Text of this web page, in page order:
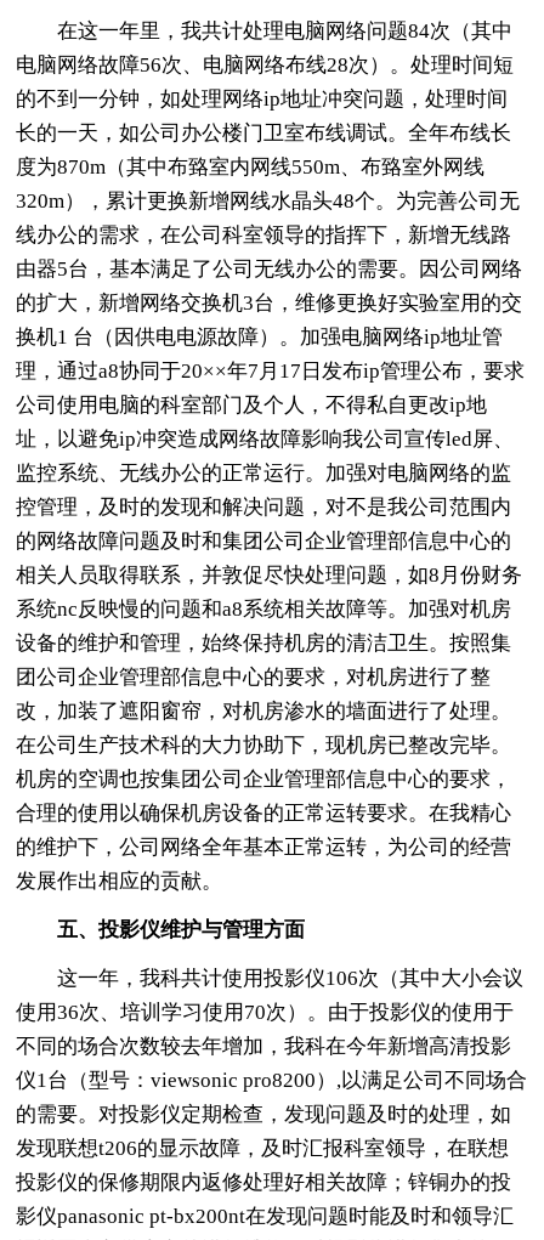
在这一年里，我共计处理电脑网络问题84次（其中
电脑网络故障56次、电脑网络布线28次）。处理时间短
的不到一分钟，如处理网络ip地址冲突问题，处理时间
长的一天，如公司办公楼门卫室布线调试。全年布线长
度为870m（其中布臵室内网线550m、布臵室外网线
320m），累计更换新增网线水晶头48个。为完善公司无
线办公的需求，在公司科室领导的指挥下，新增无线路
由器5台，基本满足了公司无线办公的需要。因公司网络
的扩大，新增网络交换机3台，维修更换好实验室用的交
换机1 台（因供电电源故障）。加强电脑网络ip地址管
理，通过a8协同于20××年7月17日发布ip管理公布，要求
公司使用电脑的科室部门及个人，不得私自更改ip地
址，以避免ip冲突造成网络故障影响我公司宣传led屏、
监控系统、无线办公的正常运行。加强对电脑网络的监
控管理，及时的发现和解决问题，对不是我公司范围内
的网络故障问题及时和集团公司企业管理部信息中心的
相关人员取得联系，并敦促尽快处理问题，如8月份财务
系统nc反映慢的问题和a8系统相关故障等。加强对机房
设备的维护和管理，始终保持机房的清洁卫生。按照集
团公司企业管理部信息中心的要求，对机房进行了整
改，加装了遮阳窗帘，对机房渗水的墙面进行了处理。
在公司生产技术科的大力协助下，现机房已整改完毕。
机房的空调也按集团公司企业管理部信息中心的要求，
合理的使用以确保机房设备的正常运转要求。在我精心
的维护下，公司网络全年基本正常运转，为公司的经营
发展作出相应的贡献。
五、投影仪维护与管理方面
这一年，我科共计使用投影仪106次（其中大小会议
使用36次、培训学习使用70次）。由于投影仪的使用于
不同的场合次数较去年增加，我科在今年新增高清投影
仪1台（型号：viewsonic pro8200）,以满足公司不同场合
的需要。对投影仪定期检查，发现问题及时的处理，如
发现联想t206的显示故障，及时汇报科室领导，在联想
投影仪的保修期限内返修处理好相关故障；锌铜办的投
影仪panasonic pt-bx200nt在发现问题时能及时和领导汇